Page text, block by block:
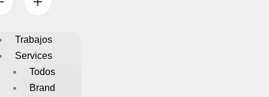
Trabajos
Services
Todos
Brand